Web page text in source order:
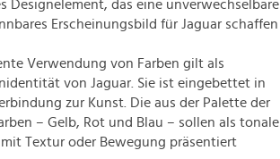
Designelement, das eine unverwechselbare
Erscheinungsbild für Jaguar schaffen
Verwendung von Farben gilt als
von Jaguar. Sie ist eingebettet in
zur Kunst. Die aus der Palette der
– Gelb, Rot und Blau – sollen als tonale
Textur oder Bewegung präsentiert